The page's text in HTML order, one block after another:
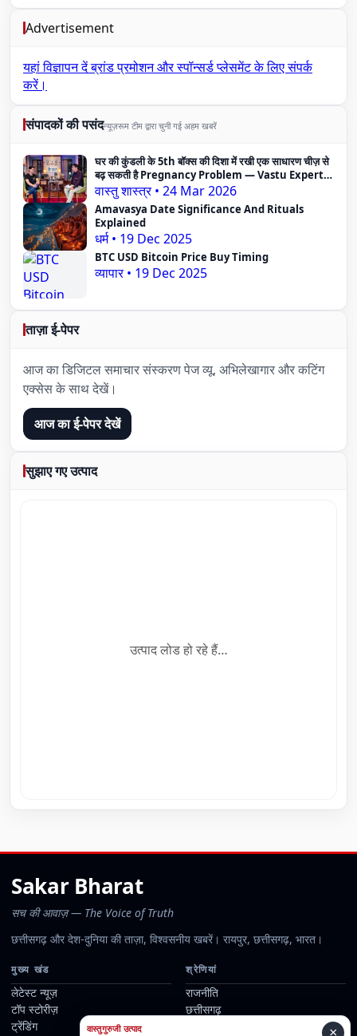
×
वास्तुगुरुजी उत्पाद
Advertisement
यहां विज्ञापन देंब्रांड प्रमोशन और स्पॉन्सर्ड प्लेसमेंट के लिए संपर्क
करें।
संपादकों की पसंदन्यूज़रूम टीम द्वारा चुनी गई अहम खबरें
घर की कुंडली के 5th बॉक्स की दिशा में रखी एक साधारण चीज़ से
बढ़ सकती है Pregnancy Problem — Vastu Expert
का दावा
वास्तु शास्त्र • 24 Mar 2026
Amavasya Date Significance And Rituals
Explained
धर्म • 19 Dec 2025
BTC USD Bitcoin Price Buy Timing
व्यापार • 19 Dec 2025
ताज़ा ई-पेपर
आज का डिजिटल समाचार संस्करण पेज व्यू, अभिलेखागार और कटिंग
एक्सेस के साथ देखें।
आज का ई-पेपर देखें
सुझाए गए उत्पाद
उत्पाद लोड हो रहे हैं…
Sakar Bharat
सच की आवाज़ — The Voice of Truth
छत्तीसगढ़ और देश-दुनिया की ताज़ा, विश्वसनीय खबरें। रायपुर, छत्तीसगढ़, भारत।
मुख्य खंड
लेटेस्ट न्यूज़
टॉप स्टोरीज़
ट्रेंडिंग
श्रेणियां
राजनीति
छत्तीसगढ़